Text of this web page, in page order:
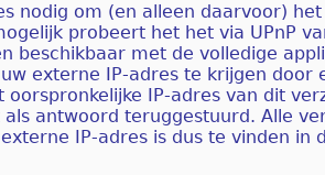
nodig om (en alleen daarvoor) het
probeert het het via UPnP
beschikbaar met de volledige
externe IP-adres te krijgen door
IP-adres van dit
antwoord teruggestuurd. Alle
IP-adres is dus te vinden in